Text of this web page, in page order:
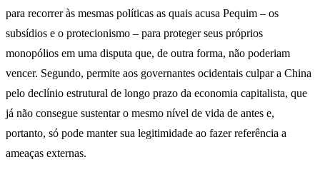
para recorrer às mesmas políticas as quais acusa Pequim – os
subsídios e o protecionismo – para proteger seus próprios
monopólios em uma disputa que, de outra forma, não poderiam
vencer. Segundo, permite aos governantes ocidentais culpar a China
pelo declínio estrutural de longo prazo da economia capitalista, que
já não consegue sustentar o mesmo nível de vida de antes e,
portanto, só pode manter sua legitimidade ao fazer referência a
ameaças externas.